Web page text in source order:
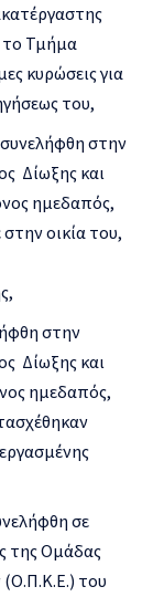
το Τμήμα
κυρώσεις για
του,
στην
Δίωξης και
ημεδαπός,
οικία του,
στην
Δίωξης και
ημεδαπός,
σε
της Ομάδας
του